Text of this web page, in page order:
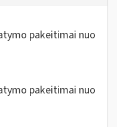
pakeitimai nuo
pakeitimai nuo